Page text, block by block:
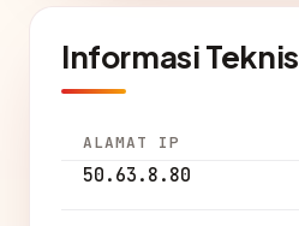
Informasi Teknis
ALAMAT IP
50.63.8.80